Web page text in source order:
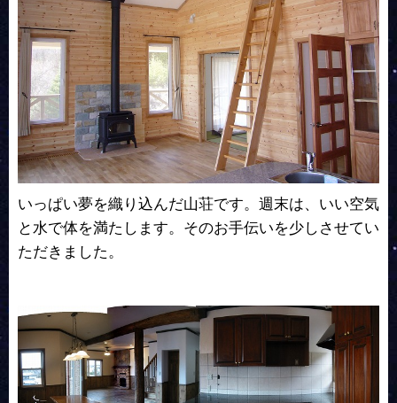
いっぱい夢を織り込んだ山荘です。週末は、いい空気
と水で体を満たします。そのお手伝いを少しさせてい
ただきました。